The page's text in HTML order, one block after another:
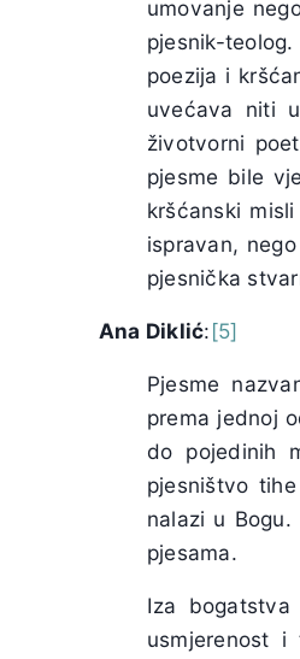
umovanje
pjesnik-
poezija i
uvećava niti
životvorni
pjesme bile
kršćanski
ispravan,
pjesnička
Ana Diklić:[5]
Pjesme
prema jednoj
do pojedinih
pjesništvo
nalazi u
pjesama.
Iza
usmjerenost i